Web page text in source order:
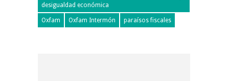
desigualdad económica
Oxfam Oxfam Intermón paraísos fiscales